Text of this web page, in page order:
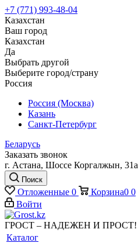
+7 (771) 993-48-04
Казахстан
Ваш город
Казахстан
Да
Выбрать другой
Выберите город/страну
Россия
Россия (Москва)
Казань
Санкт-Петербург
Беларусь
Заказать звонок
г. Астана, Шоссе Коргалжын, 31а
Поиск
Отложенные 0 Корзина0 0
Войти
ГРОСТ – НАДЕЖЕН И ПРОСТ!
Каталог